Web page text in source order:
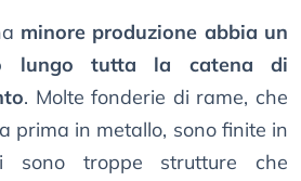
minore produzione abbia un
lungo tutta la catena di
. Molte fonderie di rame, che
prima in metallo, sono finite in
sono troppe strutture che